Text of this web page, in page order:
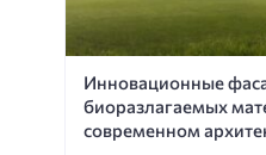
Инновационные
биоразлагаемых
современном